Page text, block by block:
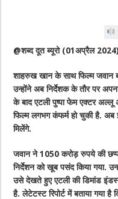
@शब्द दूत ब्यूरो (01अप्रैल 2024)
शाहरुख खान के साथ फिल्म जवान
उन्होंने अब निर्देशक के तौर पर
के बाद एटली पुष्पा फेम एक्टर अल्लू
फिल्म लगभग कंफर्म हो चुकी है. अब
मिलेंगे.
जवान ने 1050 करोड़ रुपये की
निर्देशन को खूब पसंद किया गया.
उसे देखते हुए एटली की डिमांड
है. लेटेटस्ट रिपोर्ट में बताया गया